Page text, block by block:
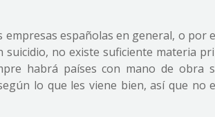
españolas en general, o por
no existe suficiente materia
habrá países con mano de obra
lo que les viene bien, así que no